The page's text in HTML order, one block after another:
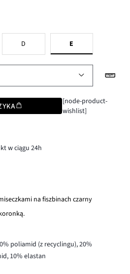
D E
[node-product-
wishlist]
w ciągu 24h
na fiszbinach czarny
poliamid (z recyclingu), 20%
10% elastan